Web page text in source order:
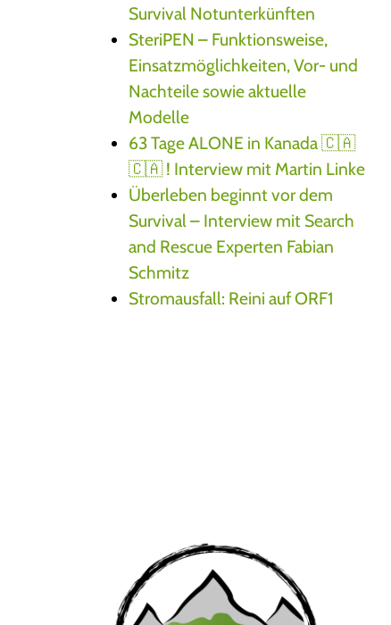
Survival Notunterkünften
SteriPEN – Funktionsweise,
Einsatzmöglichkeiten, Vor- und
Nachteile sowie aktuelle
Modelle
63 Tage ALONE in Kanada 🇨🇦
🇨🇦 ! Interview mit Martin Linke
Überleben beginnt vor dem
Survival – Interview mit Search
and Rescue Experten Fabian
Schmitz
Stromausfall: Reini auf ORF1